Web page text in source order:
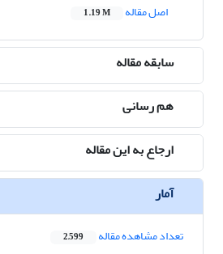
اصل مقاله
1.19 M
سابقه مقاله
هم رسانی
ارجاع به این مقاله
آمار
تعداد مشاهده مقاله 2,599